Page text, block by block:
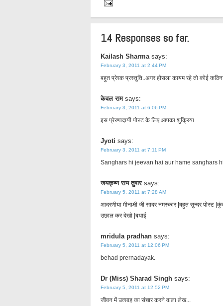
14 Responses so far.
Kailash Sharma says:
February 3, 2011 at 2:44 PM
बहुत प्रेरक प्रस्तुति..अगर हौसला कायम रहे तो कोई
केवल राम says:
February 3, 2011 at 6:06 PM
इस प्रेरणादायी पोस्ट के लिए आपका शुक्रिया
Jyoti says:
February 3, 2011 at 7:11 PM
Sanghars hi jeevan hai aur hame sanghars
जयकृष्ण राय तुषार says:
February 5, 2011 at 7:28 AM
आदरणीया मीनाक्षी जी सादर नमस्कार |बहुत सुन्दर पोस्ट
उछाल कर देखो |बधाई
mridula pradhan says:
February 5, 2011 at 12:06 PM
behad prernadayak.
Dr (Miss) Sharad Singh says:
February 5, 2011 at 12:52 PM
जीवन में उत्साह का संचार करने वाला लेख...